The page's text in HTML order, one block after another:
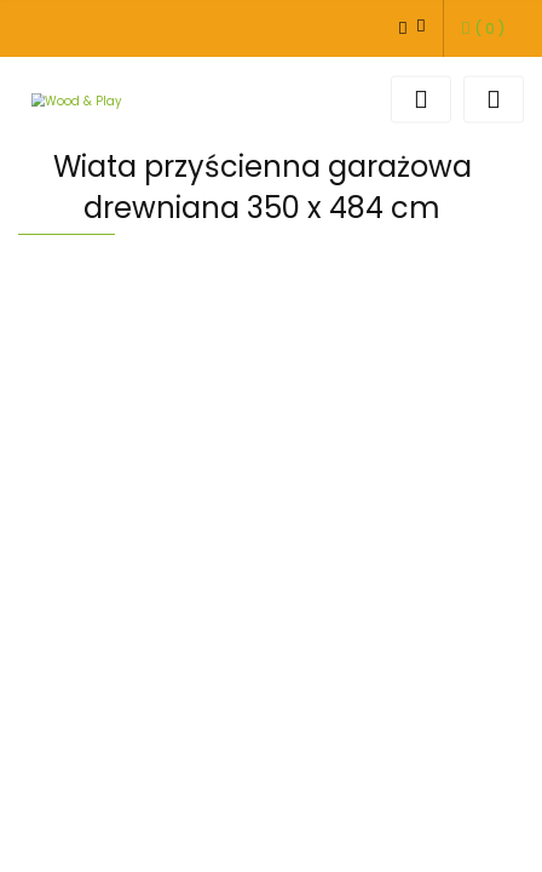
ZALOGUJ SIĘ
DODAJ ZGŁOSZENIE
( 0 )
Wiata przyścienna garażowa
drewniana 350 x 484 cm